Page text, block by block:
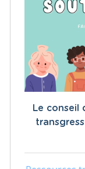
Le conseil